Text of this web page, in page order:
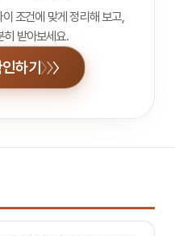
조건에 맞게 정리해 보고,
히 받아보세요.
하기